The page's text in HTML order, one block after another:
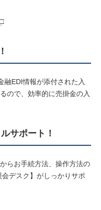
融EDI情報が添付された入
ので、効率的に売掛金の入
サポート！
らお手続方法、操作方法の
デスク】がしっかりサポ